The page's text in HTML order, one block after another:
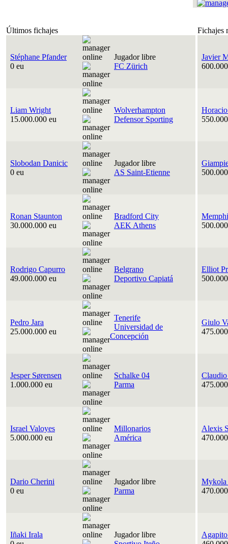
Últimos fichajes Fichajes
Stéphane Pfander
0 eu
Jugador libre
FC Zürich
Javier
Liam Wright
15.000.000 eu
Wolverhampton
Defensor Sporting
Slobodan Danicic
0 eu
Jugador libre
AS Saint-Etienne
Ronan Staunton
30.000.000 eu
Bradford City
AEK Athens
Rodrigo Capurro
49.000.000 eu
Belgrano
Deportivo Capiatá
Elliot
Pedro Jara
25.000.000 eu
Tenerife
Universidad de
Concepción
Giulo
Jesper Sørensen
1.000.000 eu
Schalke 04
Parma
Claudio
Israel Valoyes
5.000.000 eu
Millonarios
América
Alexis
Dario Cherini
0 eu
Jugador libre
Parma
Mykola
Iñaki Irala
Jugador libre